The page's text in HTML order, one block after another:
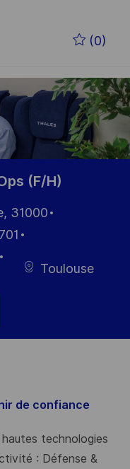
(0)
(F/H)
31000
Toulouse
de confiance
technologies
: Défense &